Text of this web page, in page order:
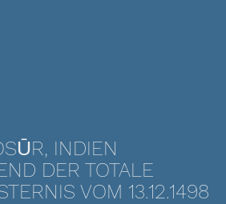
INDIEN
DER TOTALE
VOM 13.12.1498